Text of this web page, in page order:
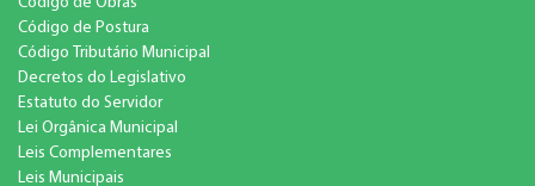
Código de Postura
Código Tributário Municipal
Decretos do Legislativo
Estatuto do Servidor
Lei Orgânica Municipal
Leis Complementares
Leis Municipais